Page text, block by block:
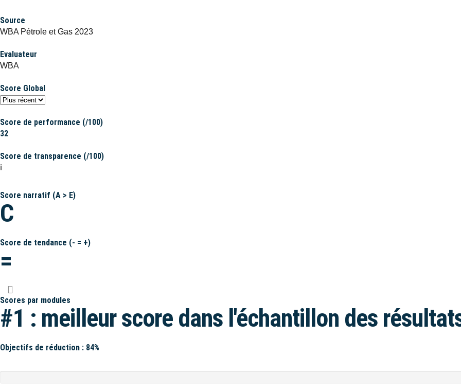
Source
WBA Pétrole et Gas 2023
Evaluateur
WBA
Score Global
Score de performance (/100)
32
Score de transparence (/100)
ℹ️
Score narratif (A > E)
C
Score de tendance (- = +)
=
Scores par modules
#1 : meilleur score dans l'échantillon des
Objectifs de réduction : 84%